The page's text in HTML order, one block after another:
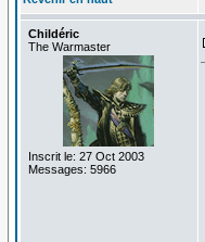
Childéric
The Warmaster
Inscrit le: 27 Oct 2003
Messages: 5966